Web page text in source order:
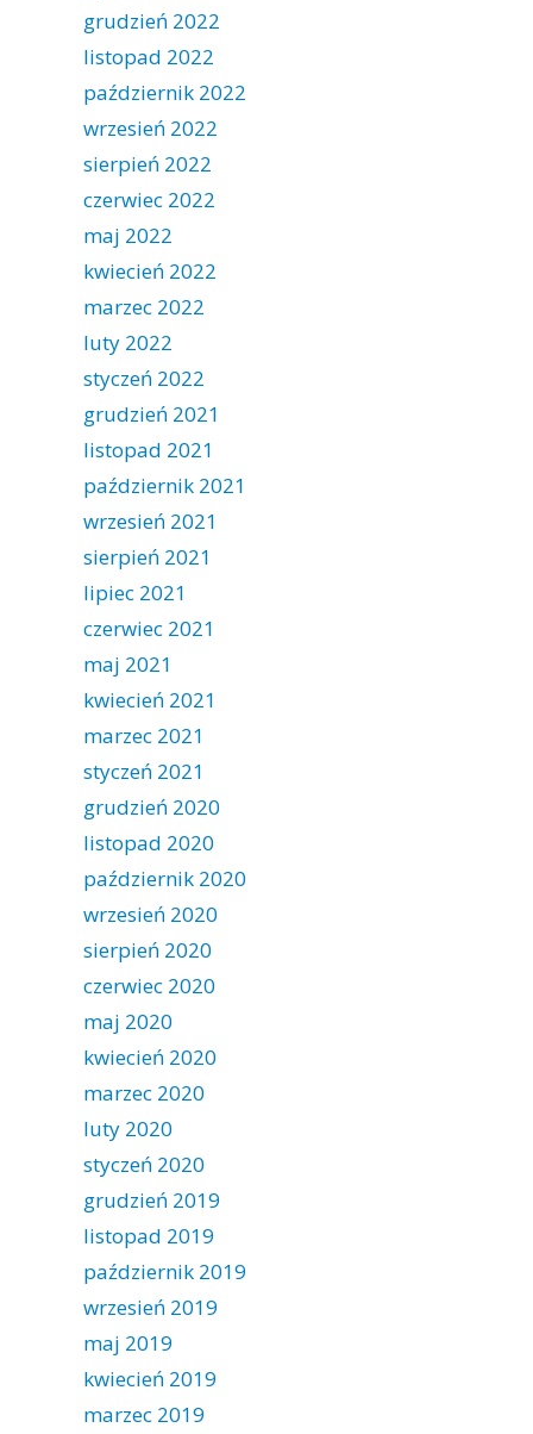
grudzień 2022
listopad 2022
październik 2022
wrzesień 2022
sierpień 2022
czerwiec 2022
maj 2022
kwiecień 2022
marzec 2022
luty 2022
styczeń 2022
grudzień 2021
listopad 2021
październik 2021
wrzesień 2021
sierpień 2021
lipiec 2021
czerwiec 2021
maj 2021
kwiecień 2021
marzec 2021
styczeń 2021
grudzień 2020
listopad 2020
październik 2020
wrzesień 2020
sierpień 2020
czerwiec 2020
maj 2020
kwiecień 2020
marzec 2020
luty 2020
styczeń 2020
grudzień 2019
listopad 2019
październik 2019
wrzesień 2019
maj 2019
kwiecień 2019
marzec 2019